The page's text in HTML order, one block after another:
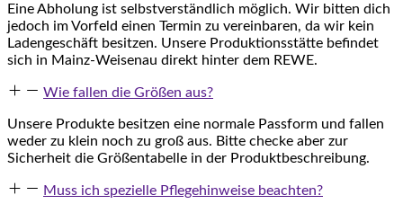
Eine Abholung ist selbstverständlich möglich. Wir bitten dich
jedoch im Vorfeld einen Termin zu vereinbaren, da wir kein
Ladengeschäft besitzen. Unsere Produktionsstätte befindet
sich in Mainz-Weisenau direkt hinter dem REWE.
Wie fallen die Größen aus?
Unsere Produkte besitzen eine normale Passform und fallen
weder zu klein noch zu groß aus. Bitte checke aber zur
Sicherheit die Größentabelle in der Produktbeschreibung.
Muss ich spezielle Pflegehinweise beachten?